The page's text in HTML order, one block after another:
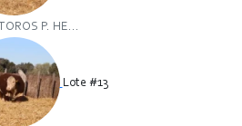
TOROS P. HE...
Lote #13